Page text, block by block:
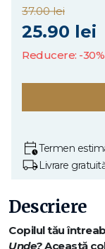
37.00 lei
25.90 lei
Reducere: -30%
Termen
Livrare
Descriere
Copilul tău
Unde?Această